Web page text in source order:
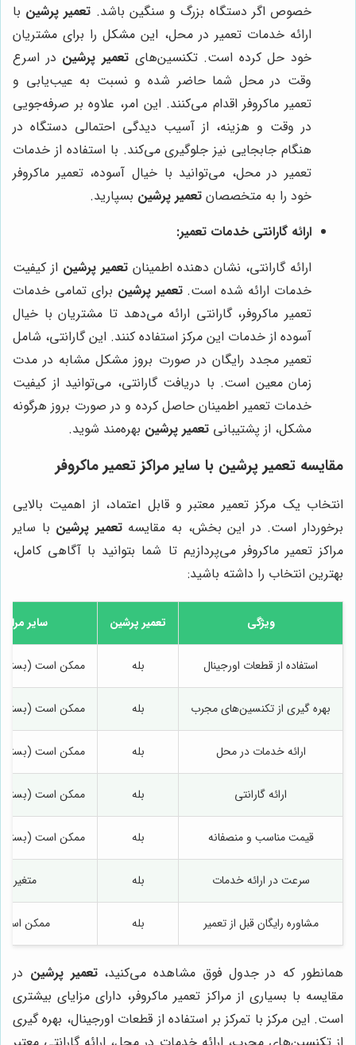
خصوص اگر دستگاه بزرگ و سنگین باشد. تعمیر پرشین با
ارائه خدمات تعمیر در محل، این مشکل را برای مشتریان
خود حل کرده است. تکنسین‌هایتعمیر پرشین در اسرع
وقت در محل شما حاضر شده و نسبت به عیب‌یابی و
تعمیر ماکروفر اقدام می‌کنند. این امر، علاوه بر صرفه‌جویی
در وقت و هزینه، از آسیب دیدگی احتمالی دستگاه در
هنگام جابجایی نیز جلوگیری می‌کند. با استفاده از خدمات
تعمیر در محل، می‌توانید با خیال آسوده، تعمیر ماکروفر
خود را به متخصصان تعمیر پرشین بسپارید.
ارائه گارانتی خدمات تعمیر:
ارائه گارانتی، نشان دهنده اطمینان تعمیر پرشین از کیفیت
خدمات ارائه شده است.تعمیر پرشین برای تمامی خدمات
تعمیر ماکروفر، گارانتی ارائه می‌دهد تا مشتریان با خیال
آسوده از خدمات این مرکز استفاده کنند. این گارانتی، شامل
تعمیر مجدد رایگان در صورت بروز مشکل مشابه در مدت
زمان معین است. با دریافت گارانتی، می‌توانید از کیفیت
خدمات تعمیر اطمینان حاصل کرده و در صورت بروز هرگونه
مشکل، از پشتیبانی تعمیر پرشین بهره‌مند شوید.
مقایسه تعمیر پرشین با سایر مراکز تعمیر ماکروفر
انتخاب یک مرکز تعمیر معتبر و قابل اعتماد، از اهمیت بالایی
برخوردار است. در این بخش، به مقایسهتعمیر پرشین با سایر
مراکز تعمیر ماکروفر می‌پردازیم تا شما بتوانید با آگاهی کامل،
بهترین انتخاب را داشته باشید:
ویژگی تعمیر پرشین سایر مراکز
استفاده از قطعات اورجینال بله ممکن است (بسته
بهره گیری از تکنسین‌های مجرب بله ممکن است (بسته
ارائه خدمات در محل بله ممکن است (بسته
ارائه گارانتی بله ممکن است (بسته
قیمت مناسب و منصفانه بله ممکن است (بسته
سرعت در ارائه خدمات بله متغیر
مشاوره رایگان قبل از تعمیر بله ممکن است
همانطور که در جدول فوق مشاهده می‌کنید،تعمیر پرشین در
مقایسه با بسیاری از مراکز تعمیر ماکروفر، دارای مزایای بیشتری
است. این مرکز با تمرکز بر استفاده از قطعات اورجینال، بهره گیری